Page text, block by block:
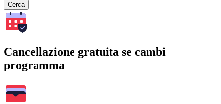
Cerca
Cancellazione gratuita se cambi
programma